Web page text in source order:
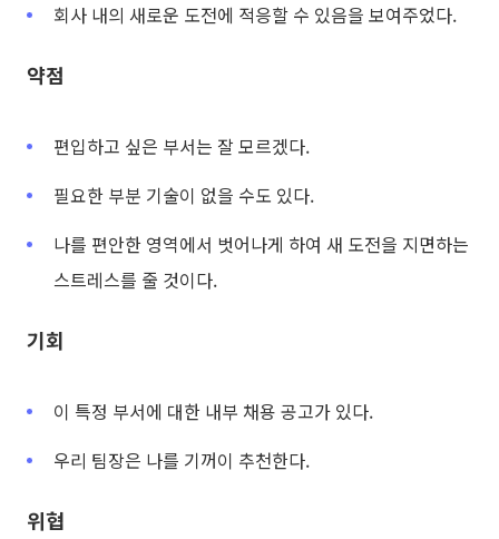
회사 내의 새로운 도전에 적응할 수 있음을 보여주었다.
약점
편입하고 싶은 부서는 잘 모르겠다.
필요한 부분 기술이 없을 수도 있다.
나를 편안한 영역에서 벗어나게 하여 새 도전을 지면하는
스트레스를 줄 것이다.
기회
이 특정 부서에 대한 내부 채용 공고가 있다.
우리 팀장은 나를 기꺼이 추천한다.
위협